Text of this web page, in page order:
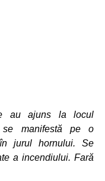
au ajuns la locul
se manifestă pe o
jurul hornului. Se
a incendiului.Fară